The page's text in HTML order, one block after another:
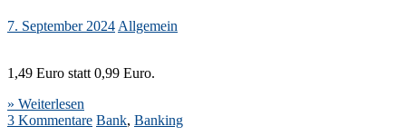
7. September 2024 Allgemein
1,49 Euro statt 0,99 Euro.
» Weiterlesen
3 Kommentare Bank, Banking